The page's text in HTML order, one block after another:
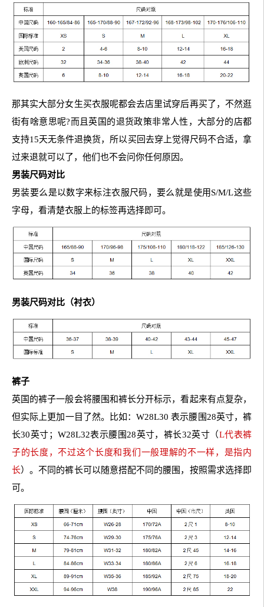
那其实大部分女生买衣服呢都会去店里试穿后再买了，不然逛
街有啥意思呢?而且英国的退货政策非常人性，大部分的店都
支持15天无条件退换货，所以买回去穿上觉得尺码不合适，拿
过来退就可以了，他们也不会问你任何原因。
男装尺码对比
男装要么是以数字来标注衣服尺码，要么就是使用S/M/L这些
字母，看清楚衣服上的标签再选择即可。
男装尺码对比（衬衣）
裤子
英国的裤子一般会将腰围和裤长分开标示，看起来有点复杂，
但实际上更加一目了然。比如：W28L30 表示腰围28英寸，裤
长30英寸；W28L32表示腰围28英寸，裤长32英寸（L代表裤
子的长度，不过这个长度和我们一般理解的不一样，是指内
长）。不同的裤长可以随意搭配不同的腰围，按照需求选择即
可。